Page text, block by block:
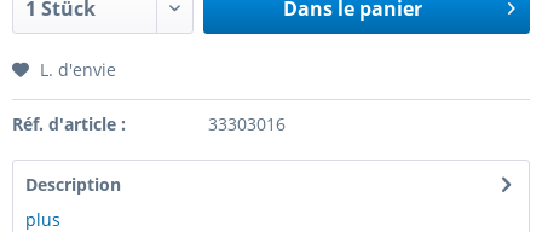
Dans le panier
L. d'envie
Réf. d'article : 33303016
Description
plus